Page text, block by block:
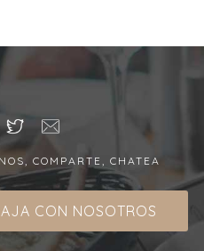
COMPARTE, CHATEA
CON NOSOTROS